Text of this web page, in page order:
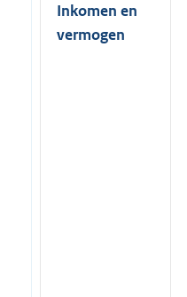
Inkomen en
vermogen